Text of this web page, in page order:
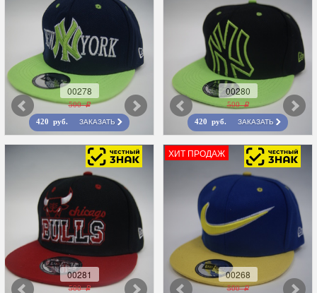
00278
500 r
420 руб. ЗАКАЗАТЬ
00280
500 r
420 руб. ЗАКАЗАТЬ
00281
500 r
ХИТ ПРОДАЖ
00268
500 r